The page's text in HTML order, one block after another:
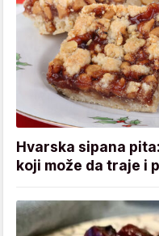
Hvarska sipana
koji može da traje i